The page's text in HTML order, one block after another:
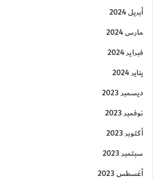
أبريل 2024
مارس 2024
فبراير 2024
يناير 2024
ديسمبر 2023
نوفمبر 2023
أكتوبر 2023
سبتمبر 2023
أغسطس 2023